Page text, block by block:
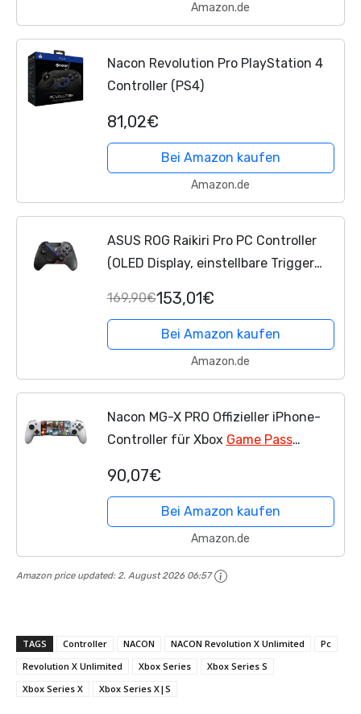
Amazon.de
Nacon Revolution Pro PlayStation 4
Controller (PS4)
81,02€
Bei Amazon kaufen
Amazon.de
ASUS ROG Raikiri Pro PC Controller
(OLED Display, einstellbare Trigger
ESS DAC, 3,5-mm Kopfhörerbuchse,
Stummschalttaste,...
169,90€153,01€
Bei Amazon kaufen
Amazon.de
Nacon MG-X PRO Offizieller iPhone-
Controller für Xbox Game Pass
90,07€
Bei Amazon kaufen
Amazon.de
Amazon price updated:2. August 2026 06:57
TAGS Controller NACON NACON Revolution X Unlimited
Pc
Revolution X Unlimited
Xbox Series
Xbox Series S
Xbox Series X
Xbox Series X|S